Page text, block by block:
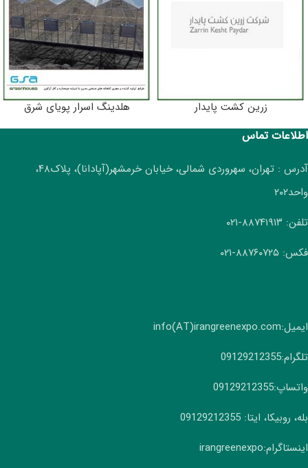
زرین کشت پایدار هلدینگ اسرار پویای شرق
اطلاعات تماس
آدرس : تهران، سهروردی شمالی، خیابان خرمشهر(آپادانا)، پلاک۴۸،
واحد۲۰۲
تلفن: ۸۸۷۴۱۹۱۳-۰۲۱
فکس: ۸۸۷۶۰۷۲۵-۰۲۱
ایمیل:info(AT)irangreenexpo.com
تلگرام:09129212355
واتساپ:09129212355
بله، روبیکا، ایتا: 09129212355
اینستاگرام:irangreenexpo